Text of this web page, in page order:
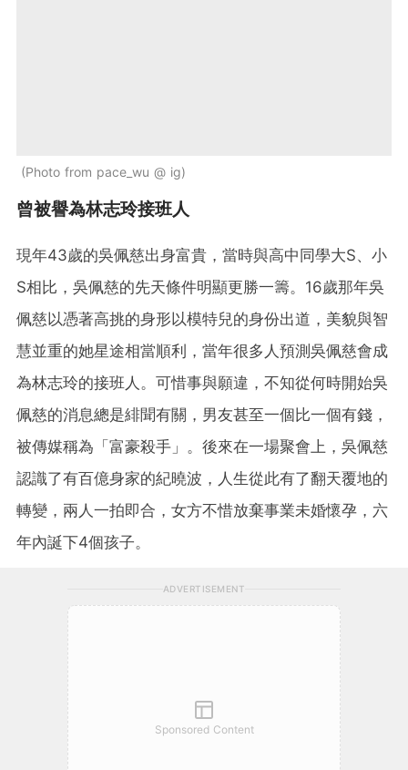
Photo from pace_wu @ ig
曾被譽為林志玲接班人
現年43歲的吳佩慈出身富貴，當時與高中同學大S、小
S相比，吳佩慈的先天條件明顯更勝一籌。16歲那年吳
佩慈以憑著高挑的身形以模特兒的身份出道，美貌與智
慧並重的她星途相當順利，當年很多人預測吳佩慈會成
為林志玲的接班人。可惜事與願違，不知從何時開始吳
佩慈的消息總是緋聞有關，男友甚至一個比一個有錢，
被傳媒稱為「富豪殺手」。後來在一場聚會上，吳佩慈
認識了有百億身家的紀曉波，人生從此有了翻天覆地的
轉變，兩人一拍即合，女方不惜放棄事業未婚懷孕，六
年內誕下4個孩子。
ADVERTISEMENT
Sponsored Content